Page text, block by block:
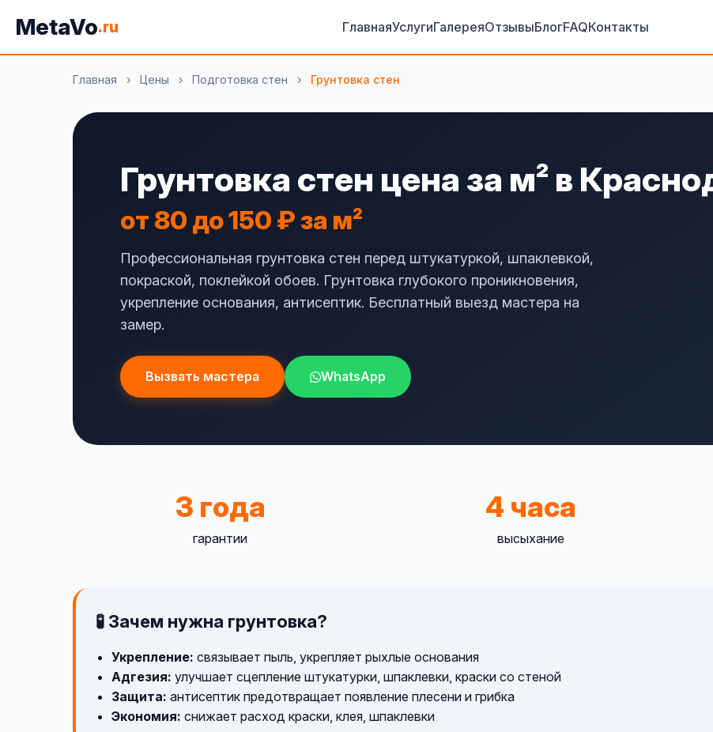
MetaVo.ru ГлавнаяУслугиГалереяОтзывыБлогFAQКонтакты
Главная › Цены › Подготовка стен › Грунтовка стен
Грунтовка стен цена за м² в
от 80 до 150 ₽ за м²
Профессиональная грунтовка стен перед штукатуркой, шпаклевкой,
покраской, поклейкой обоев. Грунтовка глубокого проникновения,
укрепление основания, антисептик. Бесплатный выезд мастера на
замер.
Вызвать мастера WhatsApp
3 года
гарантии
4 часа
высыхание
🧪 Зачем нужна грунтовка?
Укрепление: связывает пыль, укрепляет рыхлые основания
Адгезия: улучшает сцепление штукатурки, шпаклевки, краски со стеной
Защита: антисептик предотвращает появление плесени и грибка
Экономия: снижает расход краски, клея, шпаклевки